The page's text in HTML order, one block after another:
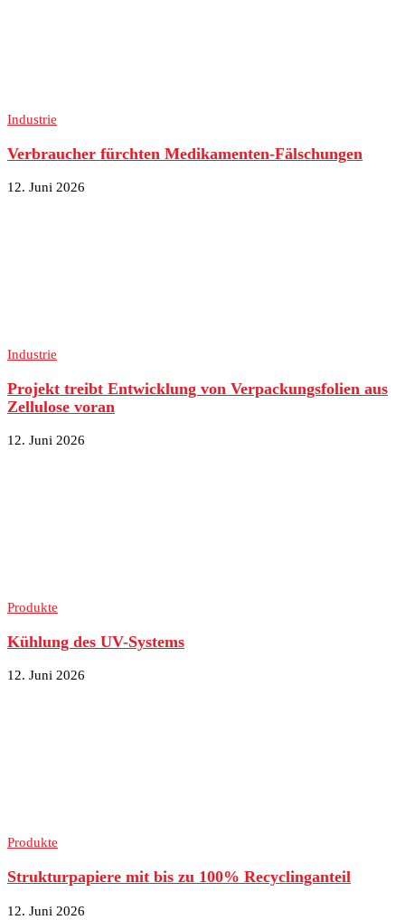
Industrie
Verbraucher fürchten Medikamenten-Fälschungen
12. Juni 2026
Industrie
Projekt treibt Entwicklung von Verpackungsfolien aus
Zellulose voran
12. Juni 2026
Produkte
Kühlung des UV-Systems
12. Juni 2026
Produkte
Strukturpapiere mit bis zu 100% Recyclinganteil
12. Juni 2026